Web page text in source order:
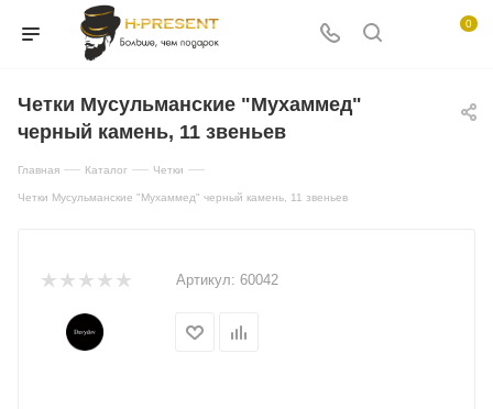
0
Четки Мусульманские "Мухаммед"
черный камень, 11 звеньев
Главная — Каталог — Четки —
Четки Мусульманские "Мухаммед" черный камень, 11 звеньев
Артикул: 60042